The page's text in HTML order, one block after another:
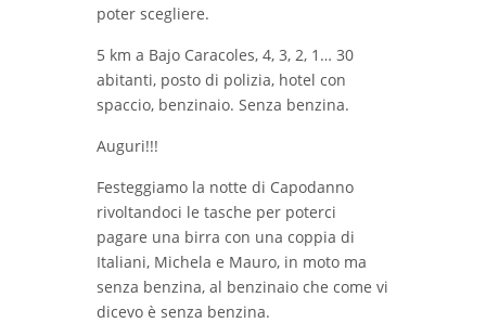
poter scegliere.
5 km a Bajo Caracoles, 4, 3, 2, 1… 30
abitanti, posto di polizia, hotel con
spaccio, benzinaio. Senza benzina.
Auguri!!!
Festeggiamo la notte di Capodanno
rivoltandoci le tasche per poterci
pagare una birra con una coppia di
Italiani, Michela e Mauro, in moto ma
senza benzina, al benzinaio che come vi
dicevo è senza benzina.